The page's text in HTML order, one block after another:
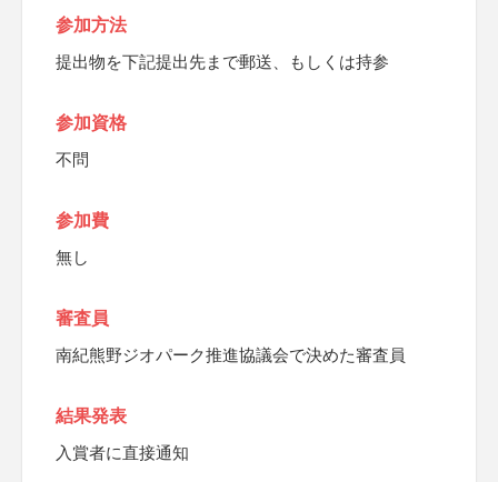
参加方法
提出物を下記提出先まで郵送、もしくは持参
参加資格
不問
参加費
無し
審査員
南紀熊野ジオパーク推進協議会で決めた審査員
結果発表
入賞者に直接通知